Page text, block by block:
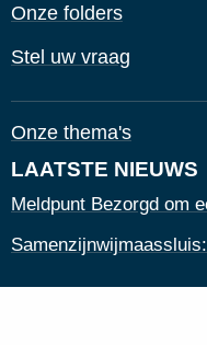
Onze folders
Stel uw vraag
Onze thema's
LAATSTE NIEUWS
Meldpunt Bezorgd om